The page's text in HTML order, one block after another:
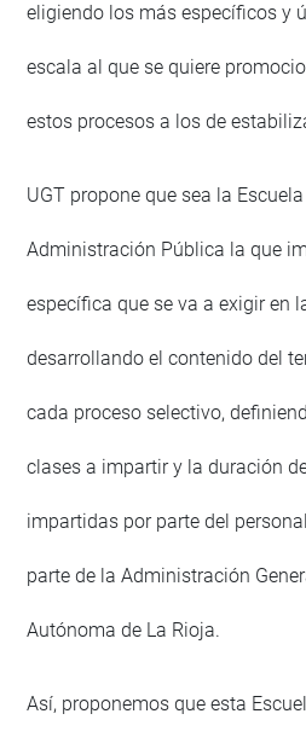
eligiendo los más específicos y
escala al que se quiere
estos procesos a los de
UGT propone que sea la
Administración Pública la que
específica que se va a exigir en
desarrollando el contenido del
cada proceso selectivo,
clases a impartir y la duración
impartidas por parte del
parte de la Administración
Autónoma de La Rioja.
Así, proponemos que esta